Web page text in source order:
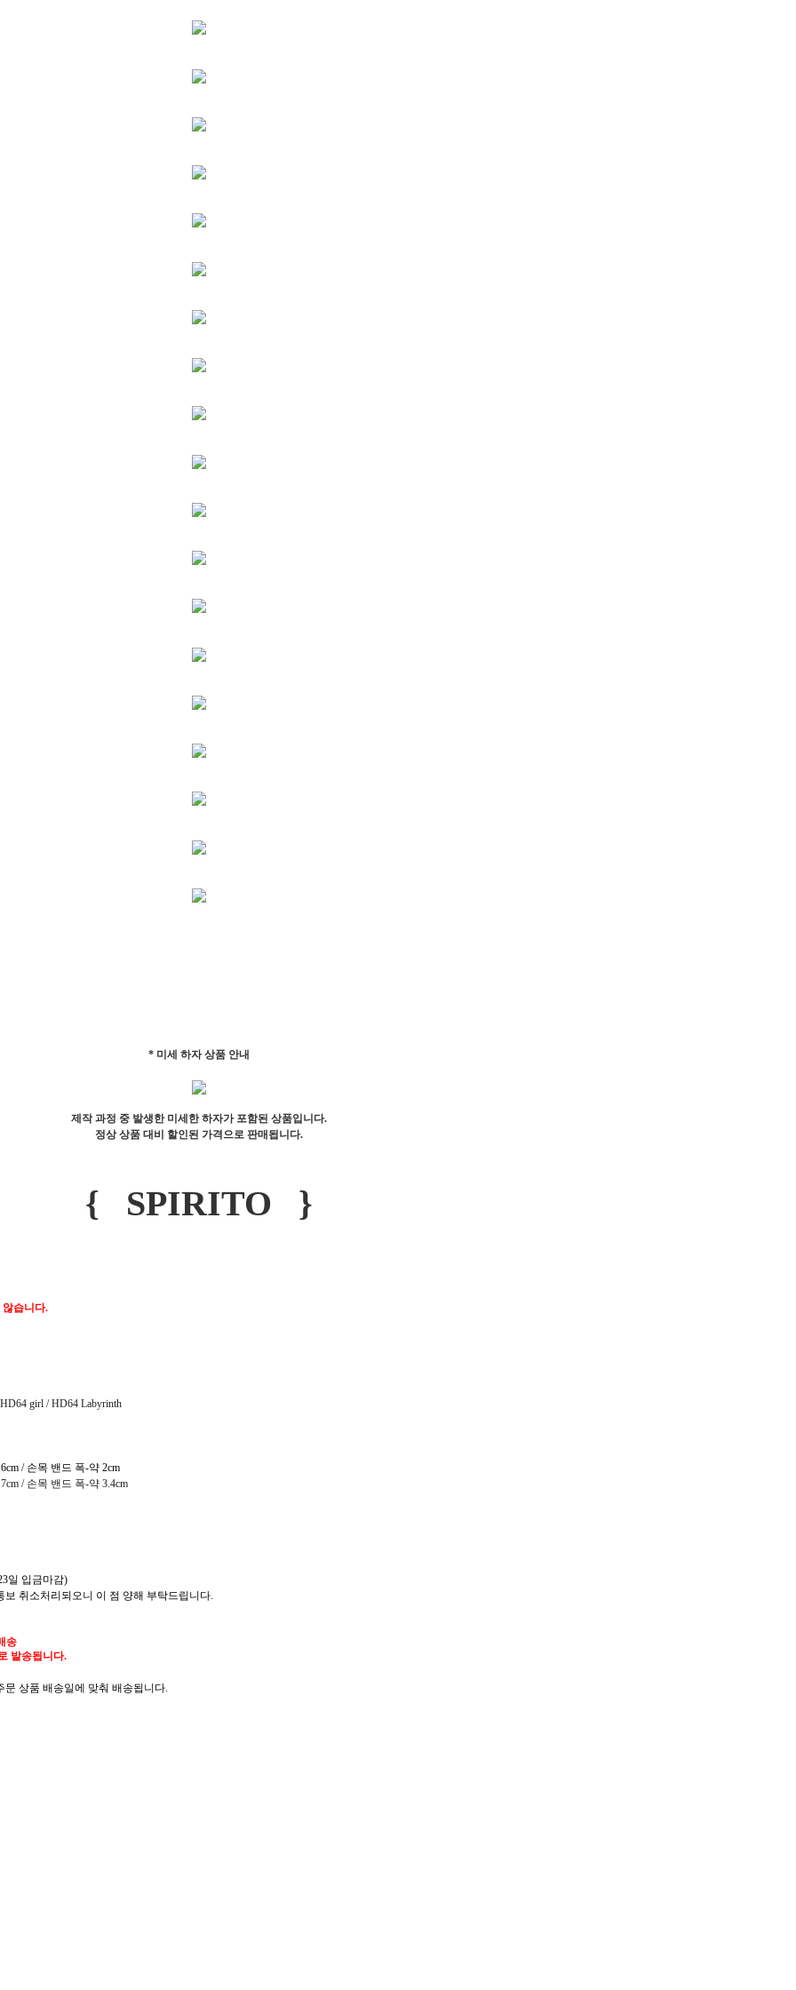
* 미세 하자 상품 안내
제작 과정 중 발생한 미세한 하자가 포함된 상품입니다.
정상 상품 대비 할인된 가격으로 판매됩니다.
{ SPIRITO }
습니다.
girl / HD64 Labyrinth
/ 손목 밴드 폭-약 2cm
/ 손목 밴드 폭-약 3.4cm
일 입금마감)
취소처리되오니 이 점 양해 부탁드립니다.
송
발송됩니다.
상품 배송일에 맞춰 배송됩니다.